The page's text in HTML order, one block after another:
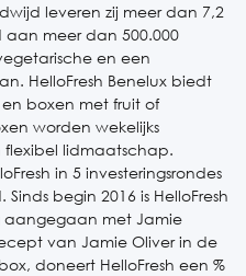
leveren zij meer dan 7,2
meer dan 500.000
en een
HelloFresh Benelux biedt
boxen met fruit of
worden wekelijks
flexibel lidmaatschap.
in 5 investeringsrondes
begin 2016 is HelloFresh
aangegaan met Jamie
van Jamie Oliver in de
doneert HelloFresh een %